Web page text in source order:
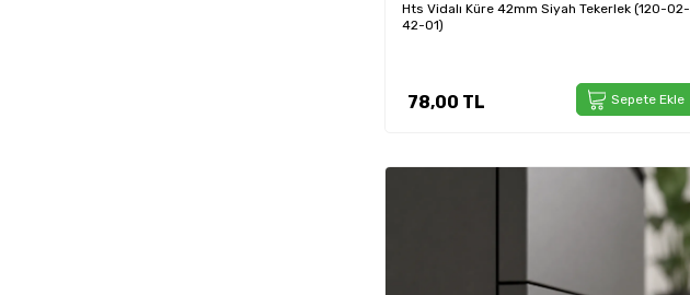
Hts Vidalı Küre 42mm Siyah Tekerlek (120-02-
42-01)
78,00 TL Sepete Ekle